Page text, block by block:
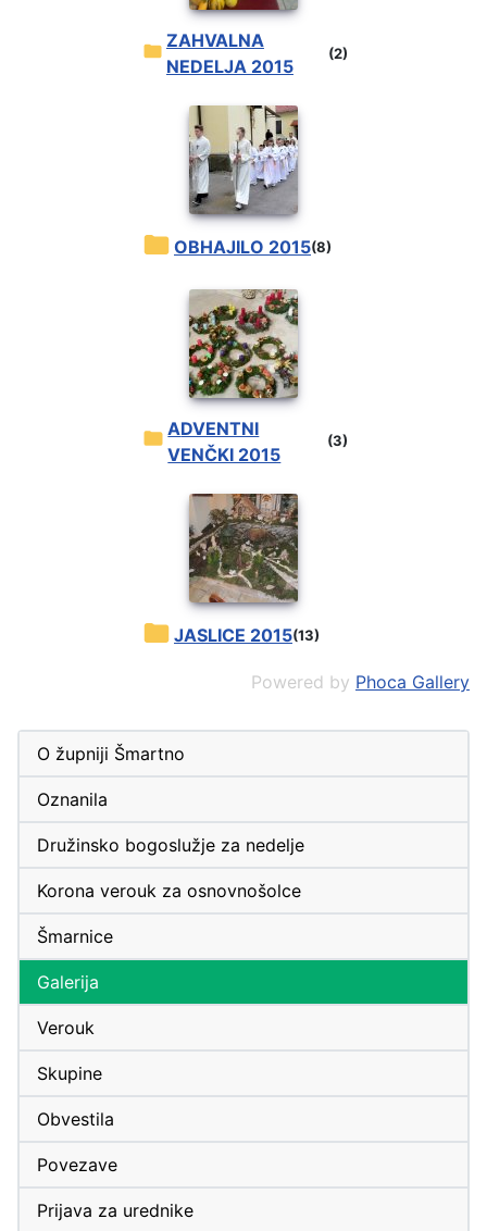
O župniji Šmartno
Oznanila
Družinsko bogoslužje za nedelje
Korona verouk za osnovnošolce
Šmarnice
Galerija
Verouk
Skupine
Obvestila
Povezave
Prijava za urednike
ZAHVALNA
NEDELJA 2015
(2)
OBHAJILO 2015(8)
ADVENTNI
VENČKI 2015
(3)
JASLICE 2015(13)
Powered by Phoca Gallery